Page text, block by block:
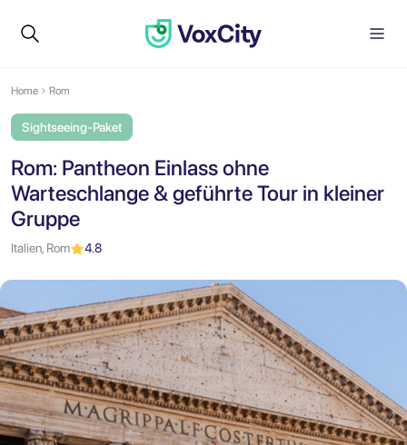
Home Rom
Sightseeing-Paket
Rom: Pantheon Einlass ohne
Warteschlange & geführte Tour in kleiner
Gruppe
Italien, Rom 4.8